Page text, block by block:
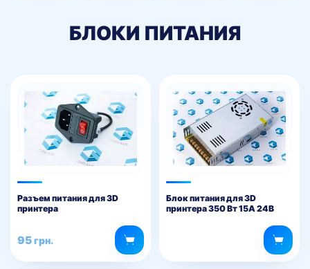
Разъем питания для 3D
принтера
95грн.
Блок питания для 3D
принтера 350 Вт 15А 24В